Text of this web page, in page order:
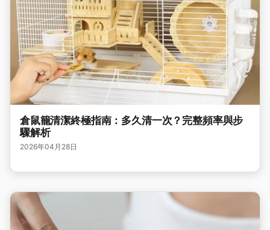
倉鼠籠清潔終極指南：多久清一次？完整頻率與步
驟解析
2026年04月28日